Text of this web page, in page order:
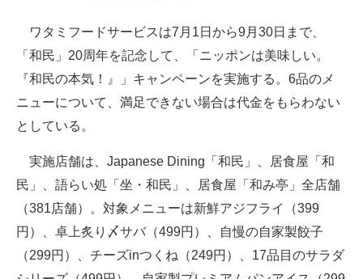
ITエンジニア向け専門サイト
IT製品の技術・比較・事例
製造業のIT導入・活用を支援
エレクトロニクス専門サイト
ワタミフードサービスは7月1日から9月30日まで、
「和民」20周年を記念して、「ニッポンは美味しい。
『和民の本気！』」キャンペーンを実施する。6品のメ
ニューについて、満足できない場合は代金をもらわない
としている。
実施店舗は、Japanese Dining「和民」、居食屋「和
民」、語らい処「坐・和民」、居食屋「和み亭」全店舗
（381店舗）。対象メニューは新鮮アジフライ（399
円）、卓上炙り〆サバ（499円）、自慢の自家製餃子
（299円）、チーズinつくね（249円）、17品目のサラダ